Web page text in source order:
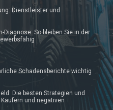
Dienstleister und
So bleiben Sie in der
Schadensberichte wichtig
Die besten Strategien und
und negativen